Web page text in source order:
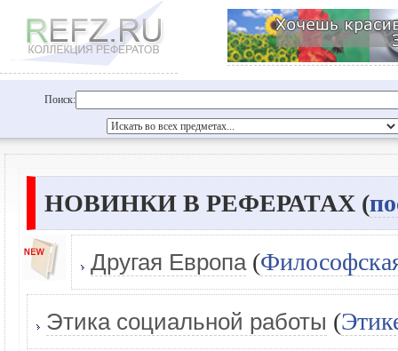
Поиск:
НОВИНКИ В РЕФЕРАТАХ (
Другая Европа(
Этика социальной работы (